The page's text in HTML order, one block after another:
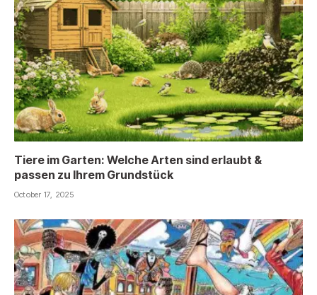
Tiere im Garten: Welche Arten sind erlaubt &
passen zu Ihrem Grundstück
October 17, 2025